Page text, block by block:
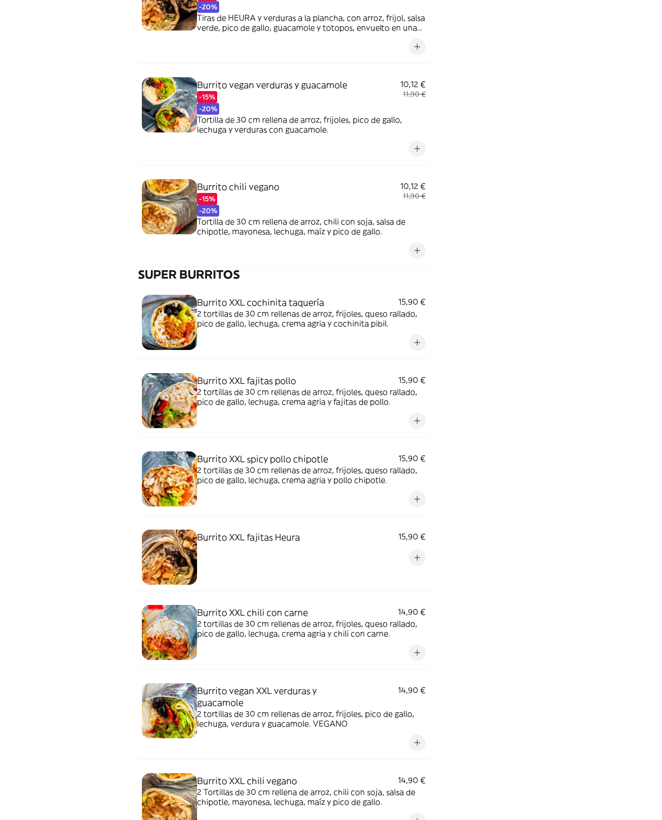
-20%
Tiras de HEURA y verduras a la plancha, con arroz, frijol, salsa
verde, pico de gallo, guacamole y totopos, envuelto en una
Burrito vegan verduras y guacamole
-15%
-20%
10,12 €
11,90 €
Tortilla de 30 cm rellena de arroz, frijoles, pico de gallo,
lechuga y verduras con guacamole.
Burrito chili vegano
-15%
-20%
10,12 €
11,90 €
Tortilla de 30 cm rellena de arroz, chili con soja, salsa de
chipotle, mayonesa, lechuga, maíz y pico de gallo.
SUPER BURRITOS
Burrito XXL cochinita taquería
15,90 €
2 tortillas de 30 cm rellenas de arroz, frijoles, queso rallado,
pico de gallo, lechuga, crema agria y cochinita pibil.
Burrito XXL fajitas pollo
15,90 €
2 tortillas de 30 cm rellenas de arroz, frijoles, queso rallado,
pico de gallo, lechuga, crema agria y fajitas de pollo.
Burrito XXL spicy pollo chipotle
15,90 €
2 tortillas de 30 cm rellenas de arroz, frijoles, queso rallado,
pico de gallo, lechuga, crema agria y pollo chipotle.
Burrito XXL fajitas Heura 15,90 €
Burrito XXL chili con carne
14,90 €
2 tortillas de 30 cm rellenas de arroz, frijoles, queso rallado,
pico de gallo, lechuga, crema agria y chili con carne.
Burrito vegan XXL verduras y
guacamole
14,90 €
2 tortillas de 30 cm rellenas de arroz, frijoles, pico de gallo,
lechuga, verdura y guacamole. VEGANO
Burrito XXL chili vegano
14,90 €
2 Tortillas de 30 cm rellena de arroz, chili con soja, salsa de
chipotle, mayonesa, lechuga, maíz y pico de gallo.